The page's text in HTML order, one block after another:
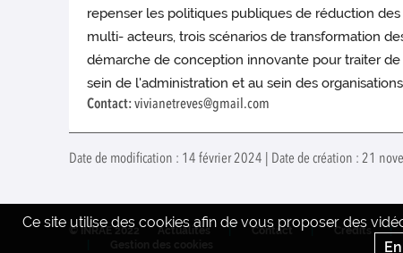
repenser les politiques publiques de réduction
multi- acteurs, trois scénarios de transformation
démarche de conception innovante pour traiter
sein de l'administration et au sein des
Contact:vivianetreves@gmail.com
Date de modification : 14 février 2024 | Date de création : 21
Ce site utilise des cookies afin de vous proposer des
© INRAE 2022 Actualités Contact Crédits